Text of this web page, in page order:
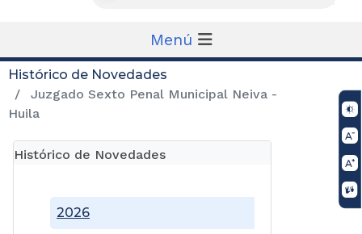
Menú
Histórico de Novedades
Juzgado Sexto Penal Municipal Neiva -
Huila
Histórico de Novedades
2026